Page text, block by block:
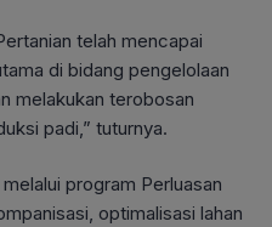
telah mencapai
di bidang pengelolaan
melakukan terobosan
padi,” tuturnya.
program Perluasan
optimalisasi lahan